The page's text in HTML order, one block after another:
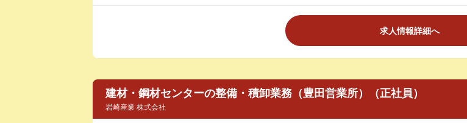
求人情報詳細へ
建材・鋼材センターの整備・積卸業務（豊田営業所）（正社員）
岩崎産業 株式会社